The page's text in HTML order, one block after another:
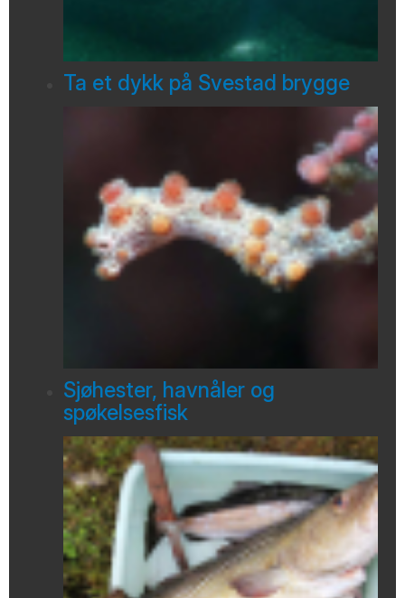
Ta et dykk på Svestad brygge
Sjøhester, havnåler og
spøkelsesfisk